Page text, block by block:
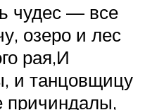
чудес — все
озеро и лес
рая,И
и танцовщицу
причиндалы,